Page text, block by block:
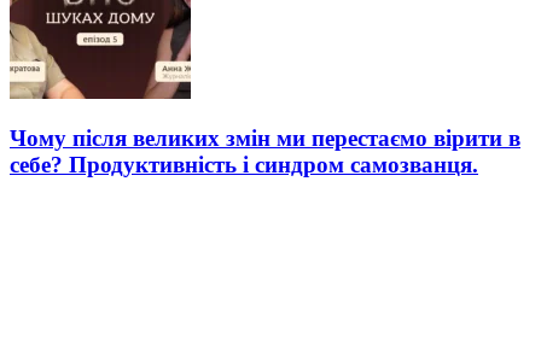
Чому після великих змін ми перестаємо вірити в
себе? Продуктивність і синдром самозванця.